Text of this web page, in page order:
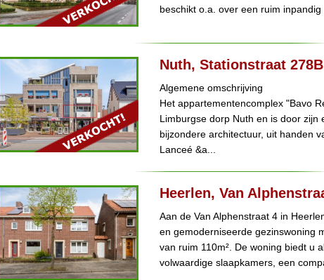
beschikt o.a. over een ruim inpandig
Nuth, Stationstraat 278B
Algemene omschrijving
Het appartementencomplex "Bavo
Limburgse dorp Nuth en is door zijn
bijzondere architectuur, uit handen
Lanceé &a...
Heerlen, Van
Aan de Van Alphenstraat 4 in
en gemoderniseerde gezinswoning
van ruim 110m². De woning biedt u
volwaardige slaapkamers, een